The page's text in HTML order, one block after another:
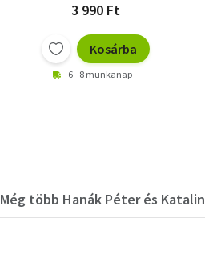
3 990 Ft
Kosárba
6 - 8 munkanap
Még több Hanák Péter és Katalin